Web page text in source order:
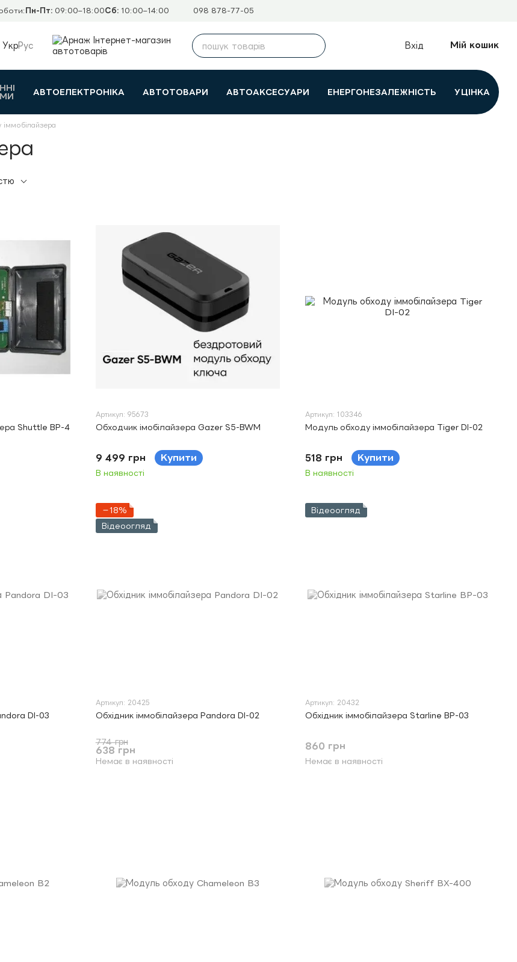
Пн-Пт: 09:00–18:00Сб: 10:00–14:00 098 878-77-05
УкрРус Вхід Мій кошик
АВТОЕЛЕКТРОНІКА АВТОТОВАРИ АВТОАКСЕСУАРИ ЕНЕРГОНЕЗАЛЕЖНІСТЬ УЦІНКА
Shuttle BP-4
Артикул: 95673
Обходчик імобілайзера Gazer S5-BWM
9 499 грн Купити
В наявності
Артикул: 103346
Модуль обходу іммобілайзера Tiger DI-02
518 грн Купити
В наявності
DI-03
−18%
Відеоогляд
Артикул: 20425
Обхідник іммобілайзера Pandora DI-02
774 грн
638 грн
Немає в наявності
Відеоогляд
Артикул: 20432
Обхідник іммобілайзера Starline BP-03
860 грн
Немає в наявності